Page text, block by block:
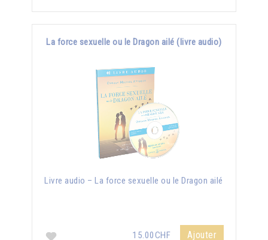
La force sexuelle ou le Dragon ailé (livre audio)
Livre audio – La force sexuelle ou le Dragon ailé
15.00CHF Ajouter